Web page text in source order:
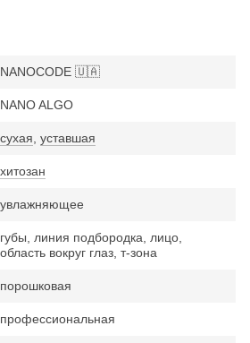
NANOCODE 🇺🇦
NANO ALGO
сухая уставшая
хитозан
увлажняющее
губы, линия подбородка, лицо,
область вокруг глаз, т-зона
порошковая
профессиональная